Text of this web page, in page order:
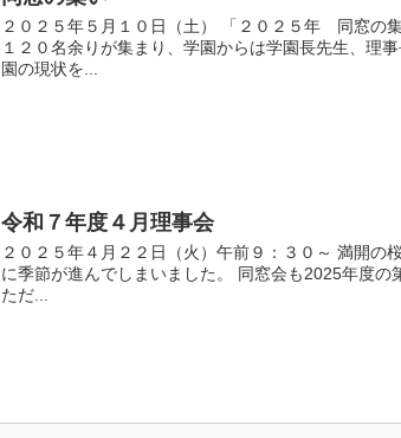
２０２５年５月１０日（土） 「２０２５年 同窓の
１２０名余りが集まり、学園からは学園長先生、理
園の現状を...
令和７年度４月理事会
２０２５年４月２２日（火）午前９：３０～ 満開の
に季節が進んでしまいました。 同窓会も2025年度
ただ...